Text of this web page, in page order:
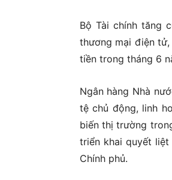
Bộ Tài chính tăng
thương mại điện
tiền trong tháng 6
Ngân hàng Nhà
tệ chủ động, linh
biến thị trường
triển khai quyết
Chính phủ.